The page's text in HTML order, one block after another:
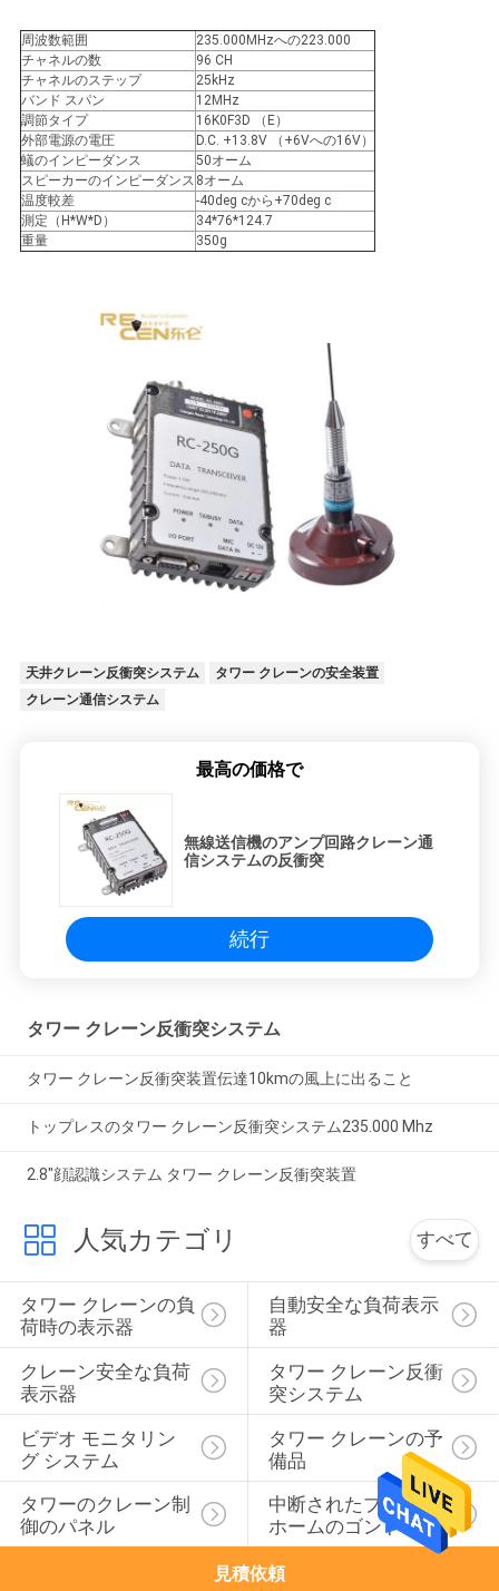
周波数範囲
235.000MHzへの223.000
チャネルの数
96 CH
チャネルのステップ
25kHz
バンド スパン
12MHz
調節タイプ
16K0F3D （E）
外部電源の電圧
D.C. +13.8V （+6Vへの16V）
蟻のインピーダンス
50オーム
スピーカーのインピーダンス 8オーム
温度較差
-40deg cから+70deg c
測定（H*W*D）
34*76*124.7
重量
350g
天井クレーン反衝突システム
タワー クレーンの安全装置
クレーン通信システム
最高の価格で
無線送信機のアンプ回路クレーン通
信システムの反衝突
続行
タワー クレーン反衝突システム
タワー クレーン反衝突装置伝達10kmの風上に出ること
トップレスのタワー クレーン反衝突システム235.000 Mhz
2.8"顔認識システム タワー クレーン反衝突装置
人気カテゴリ すべて
タワー クレーンの負
荷時の表示器
自動安全な負荷表示
器
クレーン安全な負荷
表示器
タワー クレーン反衝
突システム
ビデオ モニタリン
グ システム
タワー クレーンの予
備品
タワーのクレーン制
御のパネル
中断されたプラット
ホームのゴンドラ
見積依頼